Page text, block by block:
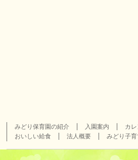
みどり保育園の紹介 入園案内 カ
おいしい給食
法人概要 みどり子